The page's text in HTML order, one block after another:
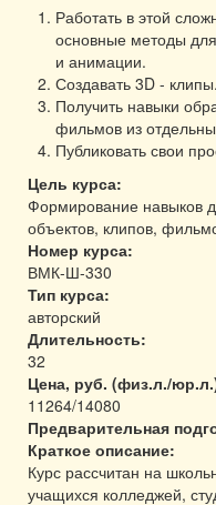
Работать в этой
основные методы
и анимации.
Создавать 3D - клипы.
Получить навыки
фильмов из
Публиковать свои
Цель курса:
Формирование навыков
объектов, клипов,
Номер курса:
ВМК-Ш-330
Тип курса:
авторский
Длительность:
32
Цена, руб. (физ.л./
11264/14080
Предварительная
Краткое описание:
Курс рассчитан на
учащихся колледжей,